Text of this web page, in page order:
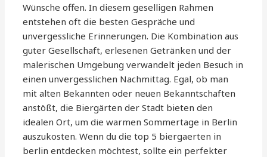
Wünsche offen. In diesem geselligen Rahmen
entstehen oft die besten Gespräche und
unvergessliche Erinnerungen. Die Kombination aus
guter Gesellschaft, erlesenen Getränken und der
malerischen Umgebung verwandelt jeden Besuch in
einen unvergesslichen Nachmittag. Egal, ob man
mit alten Bekannten oder neuen Bekanntschaften
anstößt, die Biergärten der Stadt bieten den
idealen Ort, um die warmen Sommertage in Berlin
auszukosten. Wenn du die top 5 biergaerten in
berlin entdecken möchtest, sollte ein perfekter